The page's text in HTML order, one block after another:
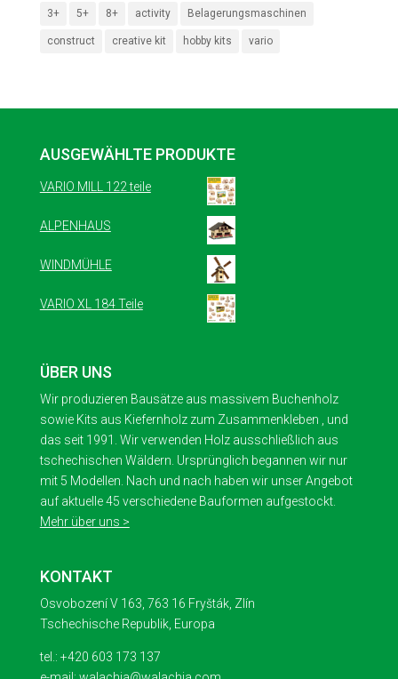
3+ 5+ 8+ activity Belagerungsmaschinen
construct creative kit hobby kits vario
AUSGEWÄHLTE PRODUKTE
VARIO MILL 122 teile
ALPENHAUS
WINDMÜHLE
VARIO XL 184 Teile
ÜBER UNS
Wir produzieren Bausätze aus massivem Buchenholz
sowie Kits aus Kiefernholz zum Zusammenkleben , und
das seit 1991. Wir verwenden Holz ausschließlich aus
tschechischen Wäldern. Ursprünglich begannen wir nur
mit 5 Modellen. Nach und nach haben wir unser Angebot
auf aktuelle 45 verschiedene Bauformen aufgestockt.
Mehr über uns >
KONTAKT
Osvobození V 163, 763 16 Fryšták, Zlín
Tschechische Republik, Europa
tel.: +420 603 173 137